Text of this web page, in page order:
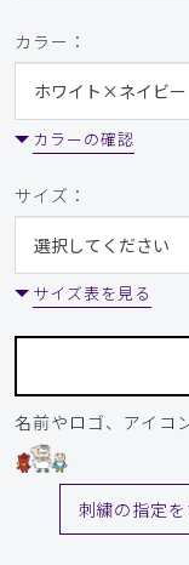
カラー：
カラーの確認
サイズ：
サイズ表を見る
名前やロゴ、アイコ
刺繍の指定